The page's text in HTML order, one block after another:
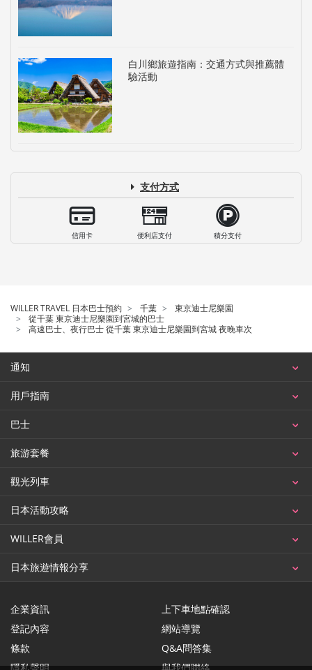
白川鄉旅遊指南：交通方式與推薦體
驗活動
支付方式
信用卡 便利店支付 積分支付
WILLER TRAVEL 日本巴士預約 千葉
東京迪士尼樂園
從千葉 東京迪士尼樂園到宮城的巴士
高速巴士、夜行巴士 從千葉 東京迪士尼樂園到宮城 夜晚車次
通知
用戶指南
巴士
旅游套餐
觀光列車
日本活動攻略
WILLER會員
日本旅遊情報分享
企業資訊
登記內容
條款
上下車地點確認
網站導覽
Q&A問答集